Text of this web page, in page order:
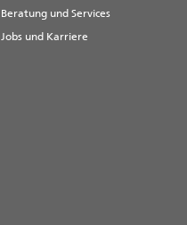
Beratung und Services
Jobs und Karriere